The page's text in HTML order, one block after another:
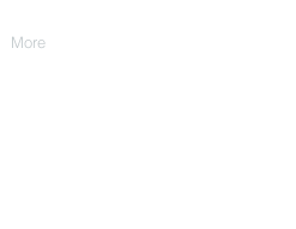
More